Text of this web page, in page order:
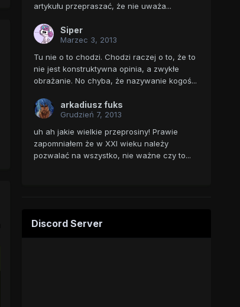
artykułu przepraszać, że nie uważa...
Siper
Marzec 3, 2013
Tu nie o to chodzi. Chodzi raczej o to, że to
nie jest konstruktywna opinia, a zwykłe
obrażanie. No chyba, że nazywanie kogoś...
arkadiusz fuks
Grudzień 7, 2013
uh ah jakie wielkie przeprosiny! Prawie
zapomniałem że w XXI wieku należy
pozwalać na wszystko, nie ważne czy to...
Discord Server